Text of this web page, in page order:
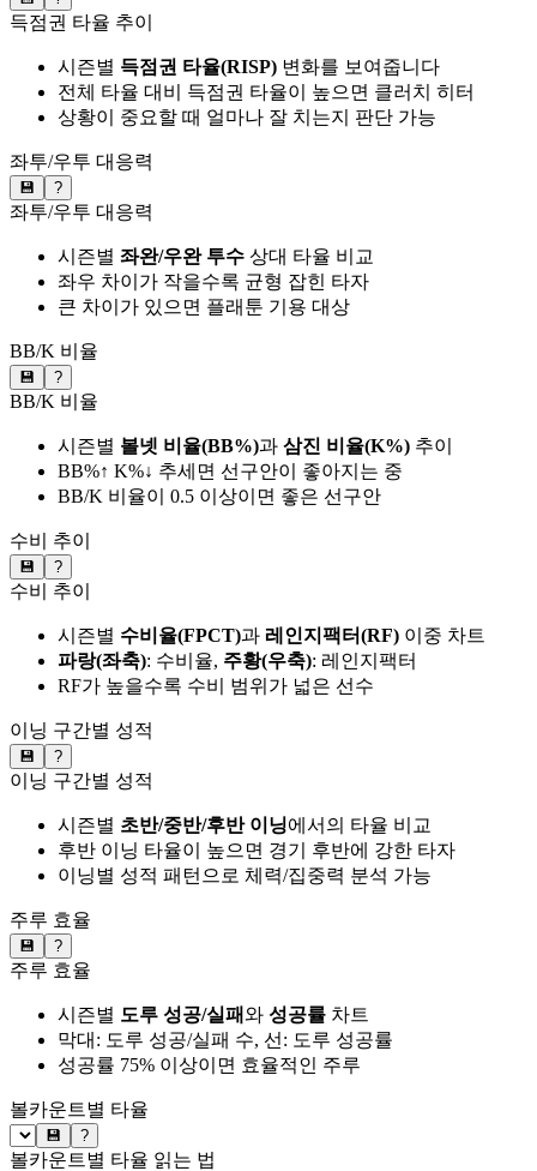
득점권 타율 추이
시즌별 득점권 타율(RISP) 변화를 보여줍니다
전체 타율 대비 득점권 타율이 높으면 클러치 히터
상황이 중요할 때 얼마나 잘 치는지 판단 가능
좌투/우투 대응력
💾 ?
좌투/우투 대응력
시즌별 좌완/우완 투수 상대 타율 비교
좌우 차이가 작을수록 균형 잡힌 타자
큰 차이가 있으면 플래툰 기용 대상
BB/K 비율
💾 ?
BB/K 비율
시즌별 볼넷 비율(BB%)과 삼진 비율(K%) 추이
BB%↑ K%↓ 추세면 선구안이 좋아지는 중
BB/K 비율이 0.5 이상이면 좋은 선구안
수비 추이
💾 ?
수비 추이
시즌별 수비율(FPCT)과 레인지팩터(RF) 이중 차트
파랑(좌축): 수비율, 주황(우축): 레인지팩터
RF가 높을수록 수비 범위가 넓은 선수
이닝 구간별 성적
💾 ?
이닝 구간별 성적
시즌별 초반/중반/후반 이닝에서의 타율 비교
후반 이닝 타율이 높으면 경기 후반에 강한 타자
이닝별 성적 패턴으로 체력/집중력 분석 가능
주루 효율
💾 ?
주루 효율
시즌별 도루 성공/실패와 성공률 차트
막대: 도루 성공/실패 수, 선: 도루 성공률
성공률 75% 이상이면 효율적인 주루
볼카운트별 타율
💾 ?
볼카운트별 타율 읽는 법